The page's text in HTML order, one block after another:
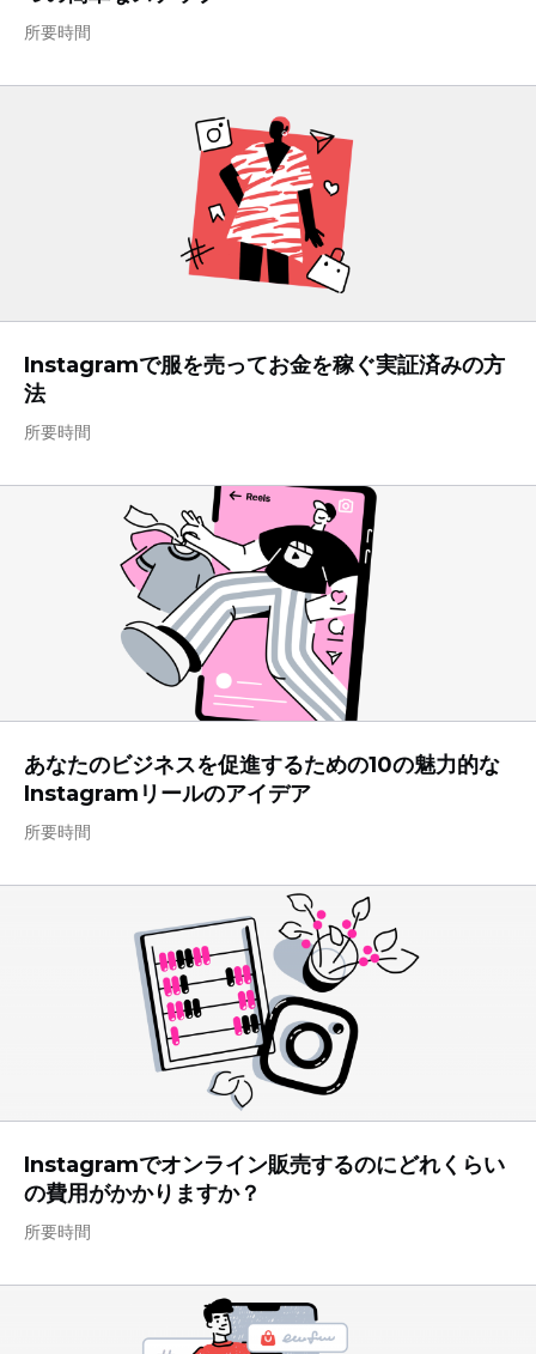
所要時間
Instagramで服を売ってお金を稼ぐ実証済みの方
法
所要時間
あなたのビジネスを促進するための10の魅力的な
Instagramリールのアイデア
所要時間
Instagramでオンライン販売するのにどれくらい
の費用がかかりますか？
所要時間